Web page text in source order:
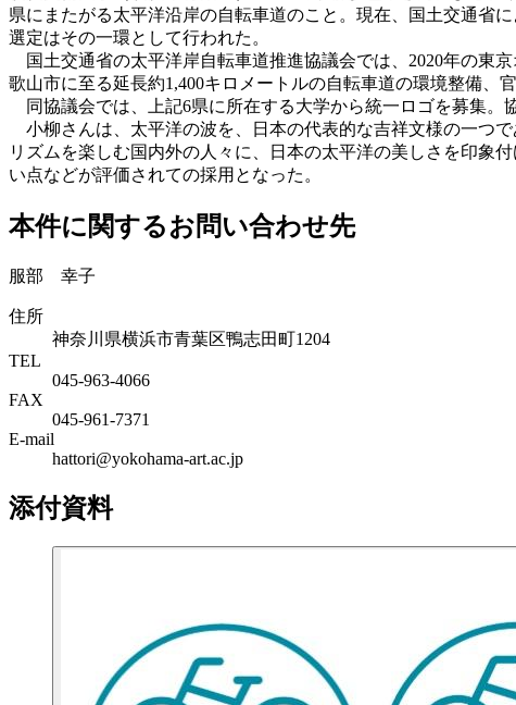
県にまたがる太平洋沿岸の自転車道のこと。現在、国土交通省
選定はその一環として行われた。
国土交通省の太平洋岸自転車道推進協議会では、2020年の東
歌山市に至る延長約1,400キロメートルの自転車道の環境整備、
同協議会では、上記6県に所在する大学から統一ロゴを募集。
小柳さんは、太平洋の波を、日本の代表的な吉祥文様の一つ
リズムを楽しむ国内外の人々に、日本の太平洋の美しさを印象
い点などが評価されての採用となった。
本件に関するお問い合わせ先
服部 幸子
住所
神奈川県横浜市青葉区鴨志田町1204
TEL
045-963-4066
FAX
045-961-7371
E-mail
hattori@yokohama-art.ac.jp
添付資料